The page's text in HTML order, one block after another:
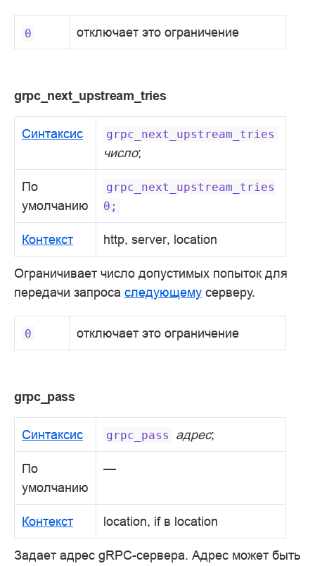
0 отключает это ограничение
grpc_next_upstream_tries
Синтаксис grpc_next_upstream_tries
число;
По
умолчанию
grpc_next_upstream_tries
0;
Контекст http, server, location
Ограничивает число допустимых попыток для
передачи запроса следующему серверу.
0 отключает это ограничение
grpc_pass
Синтаксис grpc_pass адрес;
По
умолчанию
—
Контекст location, if в location
Задает адрес gRPC-сервера. Адрес может быть